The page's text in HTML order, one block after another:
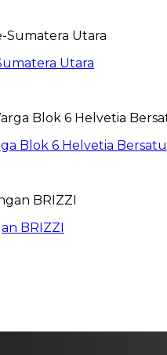
Utara
Blok 6 Helvetia
BRIZZI